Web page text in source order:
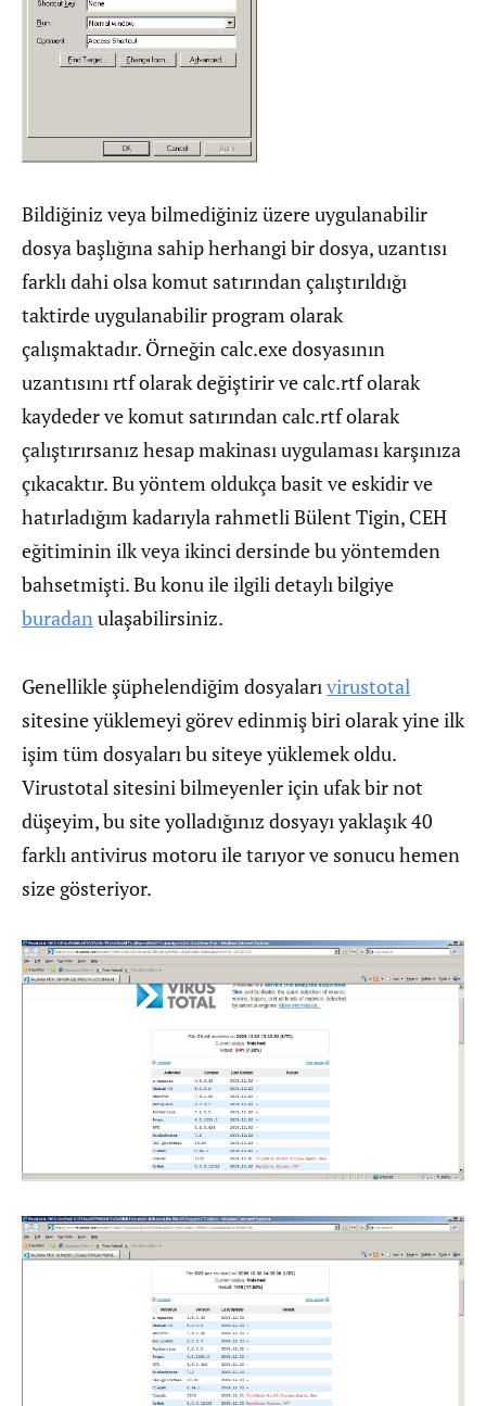
Bildiğiniz veya bilmediğiniz üzere uygulanabilir
dosya başlığına sahip herhangi bir dosya, uzantısı
farklı dahi olsa komut satırından çalıştırıldığı
taktirde uygulanabilir program olarak
çalışmaktadır. Örneğin calc.exe dosyasının
uzantısını rtf olarak değiştirir ve calc.rtf olarak
kaydeder ve komut satırından calc.rtf olarak
çalıştırırsanız hesap makinası uygulaması karşınıza
çıkacaktır. Bu yöntem oldukça basit ve eskidir ve
hatırladığım kadarıyla rahmetli Bülent Tigin, CEH
eğitiminin ilk veya ikinci dersinde bu yöntemden
bahsetmişti. Bu konu ile ilgili detaylı bilgiye
buradanulaşabilirsiniz.
Genellikle şüphelendiğim dosyalarıvirustotal
sitesine yüklemeyi görev edinmiş biri olarak yine ilk
işim tüm dosyaları bu siteye yüklemek oldu.
Virustotal sitesini bilmeyenler için ufak bir not
düşeyim, bu site yolladığınız dosyayı yaklaşık 40
farklı antivirus motoru ile tarıyor ve sonucu hemen
size gösteriyor.